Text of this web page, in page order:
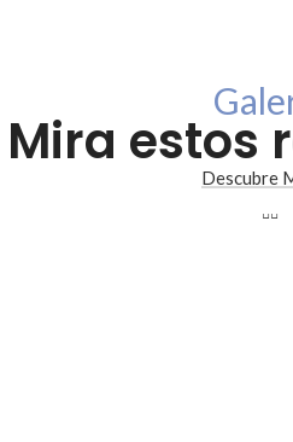
Mira estos
Descubre